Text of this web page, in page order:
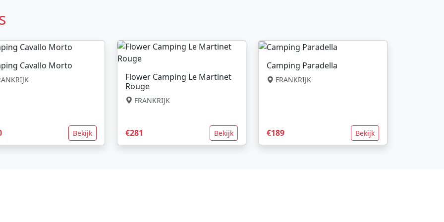
Cavallo Morto
Bekijk
Flower Camping Le Martinet
Rouge
FRANKRIJK
€281 Bekijk
Camping Paradella
FRANKRIJK
€189 Bekijk